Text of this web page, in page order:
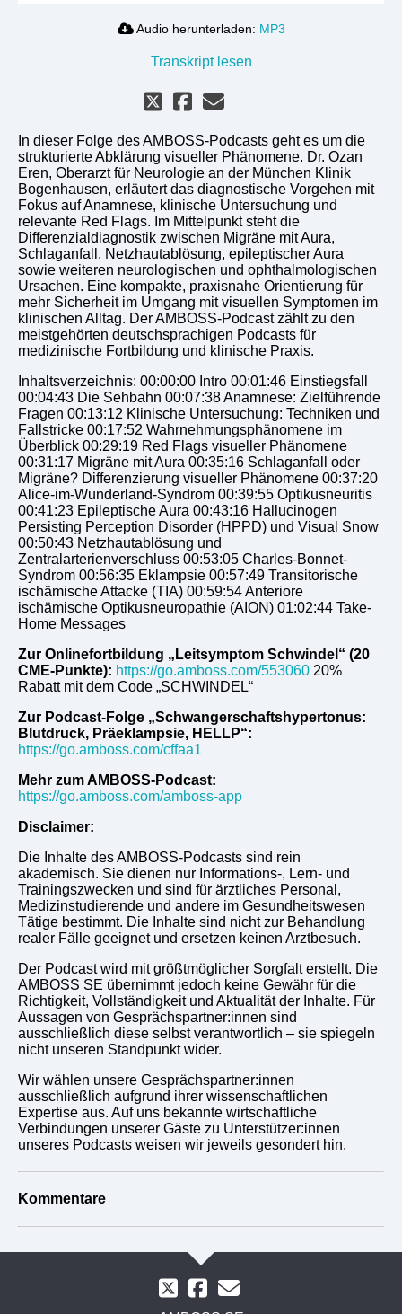
Audio herunterladen: MP3
Transkript lesen
In dieser Folge des AMBOSS-Podcasts geht es um die
strukturierte Abklärung visueller Phänomene. Dr. Ozan
Eren, Oberarzt für Neurologie an der München Klinik
Bogenhausen, erläutert das diagnostische Vorgehen mit
Fokus auf Anamnese, klinische Untersuchung und
relevante Red Flags. Im Mittelpunkt steht die
Differenzialdiagnostik zwischen Migräne mit Aura,
Schlaganfall, Netzhautablösung, epileptischer Aura
sowie weiteren neurologischen und ophthalmologischen
Ursachen. Eine kompakte, praxisnahe Orientierung für
mehr Sicherheit im Umgang mit visuellen Symptomen im
klinischen Alltag. Der AMBOSS-Podcast zählt zu den
meistgehörten deutschsprachigen Podcasts für
medizinische Fortbildung und klinische Praxis.
Inhaltsverzeichnis: 00:00:00 Intro 00:01:46 Einstiegsfall
00:04:43 Die Sehbahn 00:07:38 Anamnese: Zielführende
Fragen 00:13:12 Klinische Untersuchung: Techniken und
Fallstricke 00:17:52 Wahrnehmungsphänomene im
Überblick 00:29:19 Red Flags visueller Phänomene
00:31:17 Migräne mit Aura 00:35:16 Schlaganfall oder
Migräne? Differenzierung visueller Phänomene 00:37:20
Alice-im-Wunderland-Syndrom 00:39:55 Optikusneuritis
00:41:23 Epileptische Aura 00:43:16 Hallucinogen
Persisting Perception Disorder (HPPD) und Visual Snow
00:50:43 Netzhautablösung und
Zentralarterienverschluss 00:53:05 Charles-Bonnet-
Syndrom 00:56:35 Eklampsie 00:57:49 Transitorische
ischämische Attacke (TIA) 00:59:54 Anteriore
ischämische Optikusneuropathie (AION) 01:02:44 Take-
Home Messages
Zur Onlinefortbildung „Leitsymptom Schwindel“ (20
CME-Punkte): https://go.amboss.com/553060 20%
Rabatt mit dem Code „SCHWINDEL“
Zur Podcast-Folge „Schwangerschaftshypertonus:
Blutdruck, Präeklampsie, HELLP“:
https://go.amboss.com/cffaa1
Mehr zum AMBOSS-Podcast:
https://go.amboss.com/amboss-app
Disclaimer:
Die Inhalte des AMBOSS-Podcasts sind rein
akademisch. Sie dienen nur Informations-, Lern- und
Trainingszwecken und sind für ärztliches Personal,
Medizinstudierende und andere im Gesundheitswesen
Tätige bestimmt. Die Inhalte sind nicht zur Behandlung
realer Fälle geeignet und ersetzen keinen Arztbesuch.
Der Podcast wird mit größtmöglicher Sorgfalt erstellt. Die
AMBOSS SE übernimmt jedoch keine Gewähr für die
Richtigkeit, Vollständigkeit und Aktualität der Inhalte. Für
Aussagen von Gesprächspartner:innen sind
ausschließlich diese selbst verantwortlich – sie spiegeln
nicht unseren Standpunkt wider.
Wir wählen unsere Gesprächspartner:innen
ausschließlich aufgrund ihrer wissenschaftlichen
Expertise aus. Auf uns bekannte wirtschaftliche
Verbindungen unserer Gäste zu Unterstützer:innen
unseres Podcasts weisen wir jeweils gesondert hin.
Kommentare